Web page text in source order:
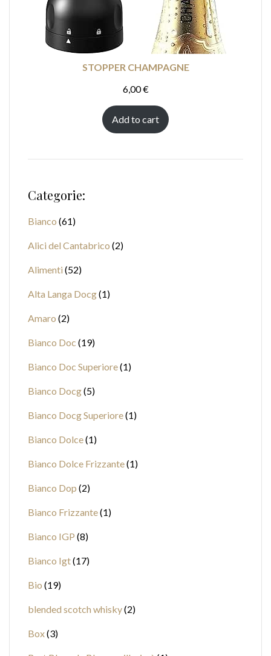
STOPPER CHAMPAGNE
6,00€
Add to cart
Categorie:
Bianco 61
Alici del Cantabrico 2
Alimenti 52
Alta Langa Docg 1
Amaro 2
Bianco Doc 19
Bianco Doc Superiore 1
Bianco Docg 5
Bianco Docg Superiore 1
Bianco Dolce 1
Bianco Dolce Frizzante 1
Bianco Dop 2
Bianco Frizzante 1
Bianco IGP 8
Bianco Igt 17
Bio 19
blended scotch whisky 2
Box 3